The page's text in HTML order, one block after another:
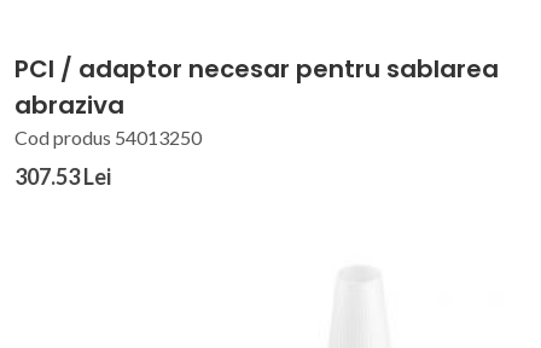
PCI / adaptor necesar pentru sablarea
abraziva
Cod produs 54013250
307.53 Lei